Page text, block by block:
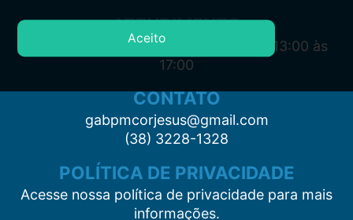
ATENDIMENTO
Segunda à Sexta: 7:00 às 11:00 e das 13:00 às
17:00
CONTATO
gabpmcorjesus@gmail.com
(38) 3228-1328
POLÍTICA DE PRIVACIDADE
Acesse nossa política de privacidade para mais
informações.
Aceito